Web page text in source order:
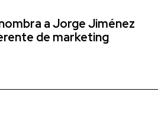
a Jorge Jiménez
de marketing